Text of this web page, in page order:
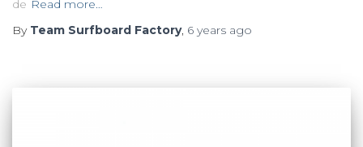
de Read more…
By Team Surfboard Factory, 6 years ago